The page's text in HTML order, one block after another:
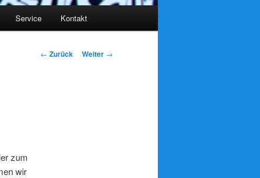
Service Kontakt
Beitrags-
← Zurück Weiter →
zum
wir